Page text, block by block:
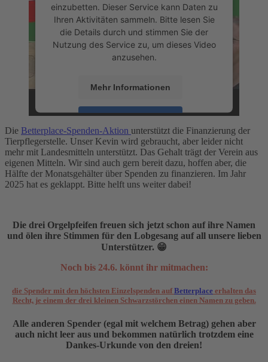
einzubetten. Dieser Service kann Daten zu
Ihren Aktivitäten sammeln. Bitte lesen Sie
die Details durch und stimmen Sie der
Nutzung des Service zu, um dieses Video
anzusehen.
Mehr Informationen
Akzeptieren
powered byUsercentrics Consent
Management Platform&eRecht24
Die Betterplace-Spenden-Aktion unterstützt die Finanzierung der
Tierpflegerstelle. Unser Kevin wird gebraucht, aber leider nicht
mehr mit Landesmitteln unterstützt. Das Gehalt trägt der Verein aus
eigenen Mitteln. Wir sind auch gern bereit dazu, hoffen aber, die
Hälfte der Monatsgehälter über Spenden zu finanzieren. Im Jahr
2025 hat es geklappt. Bitte helft uns weiter dabei!
Die drei Orgelpfeifen freuen sich jetzt schon auf ihre Namen
und ölen ihre Stimmen für den Lobgesang auf all unsere lieben
Unterstützer. 😁
Noch bis 24.6. könnt ihr mitmachen:
die Spender mit den höchsten Einzelspenden aufBetterplace erhalten das
Recht, je einem der drei kleinen Schwarzstörchen einen Namen zu geben.
Alle anderen Spender (egal mit welchem Betrag) gehen aber
auch nicht leer aus und bekommen natürlich trotzdem eine
Dankes-Urkunde von den dreien!